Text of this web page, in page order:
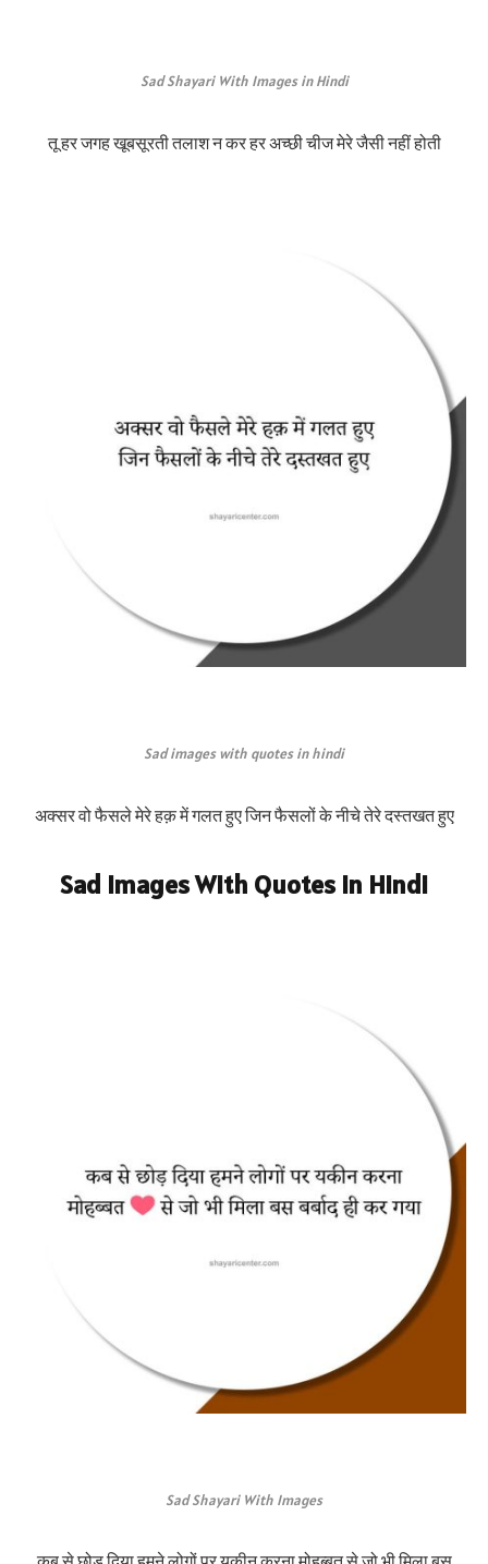
Sad Shayari With Images in Hindi
तू हर जगह खूबसूरती तलाश न कर हर अच्छी चीज मेरे जैसी नहीं होती
Sad images with quotes in hindi
अक्सर वो फैसले मेरे हक़ में गलत हुए जिन फैसलों के नीचे तेरे दस्तखत हुए
Sad Images With Quotes in Hindi
Sad Shayari With Images